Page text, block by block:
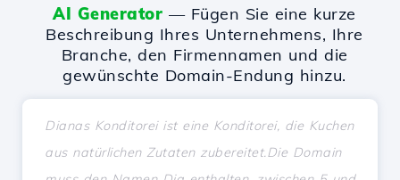
AI Generator — Fügen Sie eine kurze
Beschreibung Ihres Unternehmens, Ihre
Branche, den Firmennamen und die
gewünschte Domain-Endung hinzu.